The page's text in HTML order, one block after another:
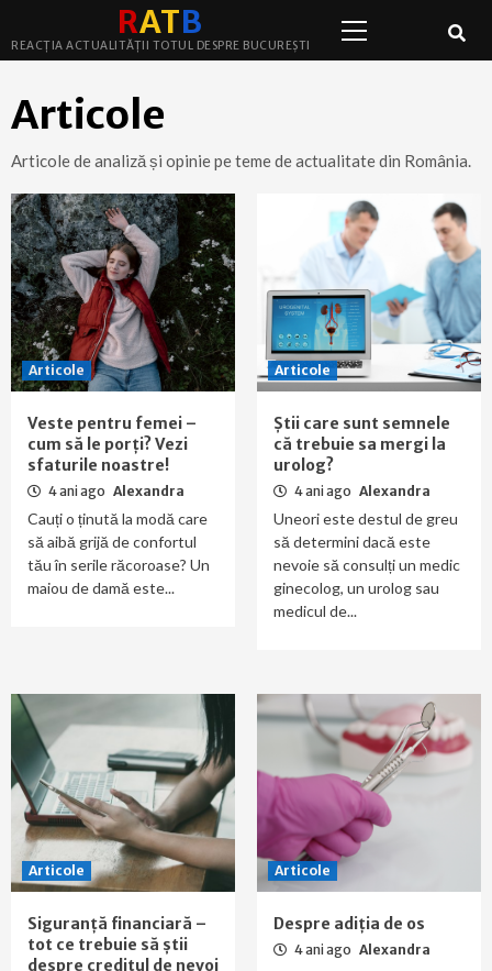
to
RATB
REACȚIA ACTUALITĂȚII TOTUL DESPRE BUCUREȘTI
Menu
Articole
Articole de analiză și opinie pe teme de actualitate din România.
Articole
Veste pentru femei –
cum să le porți? Vezi
sfaturile noastre!
4 ani ago Alexandra
Cauți o ținută la modă care
să aibă grijă de confortul
tău în serile răcoroase? Un
maiou de damă este...
Articole
Știi care sunt semnele
că trebuie sa mergi la
urolog?
4 ani ago Alexandra
Uneori este destul de greu
să determini dacă este
nevoie să consulți un medic
ginecolog, un urolog sau
medicul de...
Articole
Siguranță financiară –
tot ce trebuie să știi
despre creditul de nevoi
Articole
Despre adiția de os
4 ani ago Alexandra